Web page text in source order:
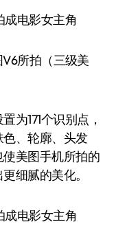
所拍（三级美
为171个识别点，
、轮廓、头发
美图手机所拍的
细腻的美化。